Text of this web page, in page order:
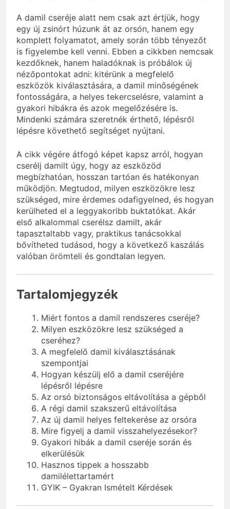
A damil cseréje alatt nem csak azt értjük, hogy
egy új zsinórt húzunk át az orsón, hanem egy
komplett folyamatot, amely során több tényezőt
is figyelembe kell venni. Ebben a cikkben nemcsak
kezdőknek, hanem haladóknak is próbálok új
nézőpontokat adni: kitérünk a megfelelő
eszközök kiválasztására, a damil minőségének
fontosságára, a helyes tekercselésre, valamint a
gyakori hibákra és azok megelőzésére is.
Mindenki számára szeretnék érthető, lépésről
lépésre követhető segítséget nyújtani.
A cikk végére átfogó képet kapsz arról, hogyan
cserélj damilt úgy, hogy az eszközöd
megbízhatóan, hosszan tartóan és hatékonyan
működjön. Megtudod, milyen eszközökre lesz
szükséged, mire érdemes odafigyelned, és hogyan
kerülheted el a leggyakoribb buktatókat. Akár
első alkalommal cserélsz damilt, akár
tapasztaltabb vagy, praktikus tanácsokkal
bővítheted tudásod, hogy a következő kaszálás
valóban örömteli és gondtalan legyen.
Tartalomjegyzék
Miért fontos a damil rendszeres cseréje?
Milyen eszközökre lesz szükséged a
cseréhez?
A megfelelő damil kiválasztásának
szempontjai
Hogyan készülj elő a damil cseréjére
lépésről lépésre
Az orsó biztonságos eltávolítása a gépből
A régi damil szakszerű eltávolítása
Az új damil helyes feltekerése az orsóra
Mire figyelj a damil visszahelyezésekor?
Gyakori hibák a damil cseréje során és
elkerülésük
Hasznos tippek a hosszabb
damilélettartamért
GYIK – Gyakran Ismételt Kérdések